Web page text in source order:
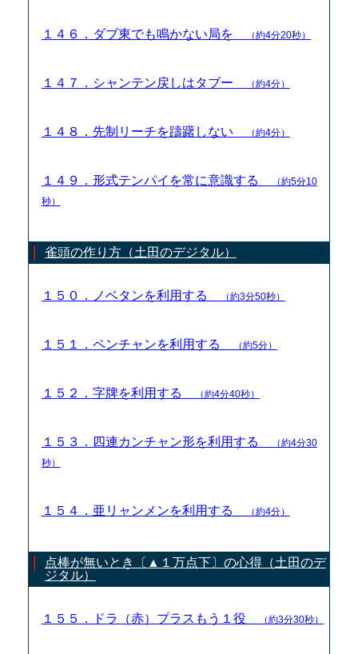
１４６．ダブ東でも鳴かない局を （約4分20秒）
１４７．シャンテン戻しはタブー （約4分）
１４８．先制リーチを躊躇しない （約4分）
１４９．形式テンパイを常に意識する
（約5分10
秒）
雀頭の作り方（土田のデジタル）
１５０．ノベタンを利用する （約3分50秒）
１５１．ペンチャンを利用する （約5分）
１５２．字牌を利用する （約4分40秒）
１５３．四連カンチャン形を利用する
（約4分30
秒）
１５４．亜リャンメンを利用する （約4分）
点棒が無いとき〔▲１万点下〕の心得（土田のデ
ジタル）
１５５．ドラ（赤）プラスもう１役 （約3分30秒）